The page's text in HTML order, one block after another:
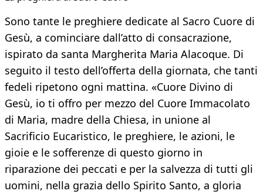
Sono tante le preghiere dedicate al Sacro Cuore di
Gesù, a cominciare dall’atto di consacrazione,
ispirato da santa Margherita Maria Alacoque. Di
seguito il testo dell’offerta della giornata, che tanti
fedeli ripetono ogni mattina. «Cuore Divino di
Gesù, io ti offro per mezzo del Cuore Immacolato
di Maria, madre della Chiesa, in unione al
Sacrificio Eucaristico, le preghiere, le azioni, le
gioie e le sofferenze di questo giorno in
riparazione dei peccati e per la salvezza di tutti gli
uomini, nella grazia dello Spirito Santo, a gloria